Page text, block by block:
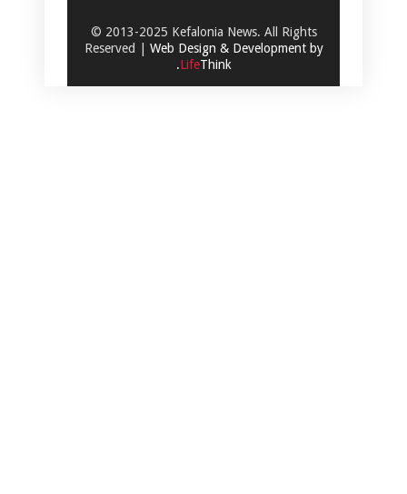
© 2013-2025 Kefalonia News. All Rights
Reserved | Web Design & Development by
.LifeThink